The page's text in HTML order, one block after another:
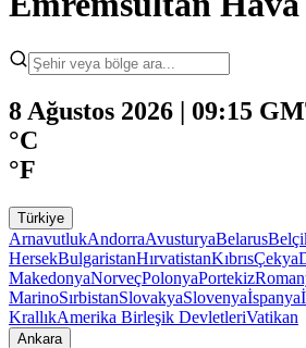
8 Ağustos 2026 | 09:15
°C
°F
Türkiye
ArnavutlukAndorraAvusturyaBelarus
HersekBulgaristanHırvatistanKıbrısÇekya
MakedonyaNorveçPolonyaPortekiz
MarinoSırbistanSlovakyaSlovenyaİspanya
KrallıkAmerika Birleşik DevletleriVatikan
Ankara